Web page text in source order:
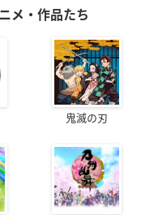
メ・作品たち
鬼滅の刃